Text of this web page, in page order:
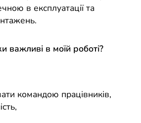
в експлуатації та
важливі в моїй роботі?
командою працівників,